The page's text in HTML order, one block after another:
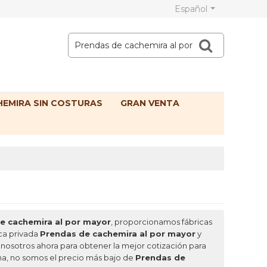
Español
SIN COSTURAS GRAN VENTA
cachemira al por mayor , proporcionamos fábricas
privada Prendas de cachemira al por mayory
ahora para obtener la mejor cotización para
no somos el precio más bajo de Prendas de